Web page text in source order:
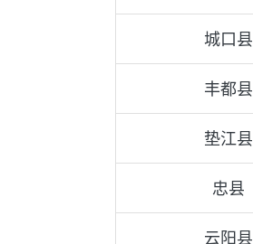
城口县
丰都县
垫江县
忠县
云阳县